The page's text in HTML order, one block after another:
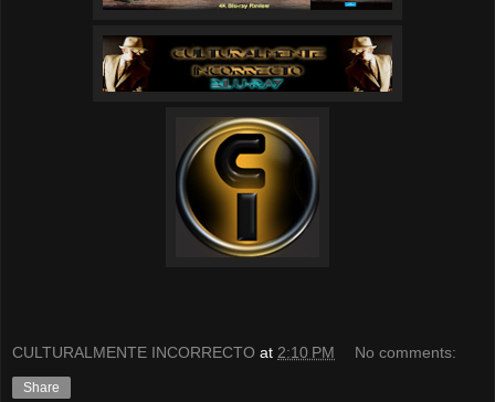
CULTURALMENTE INCORRECTO at 2:10 PM No comments:
Share